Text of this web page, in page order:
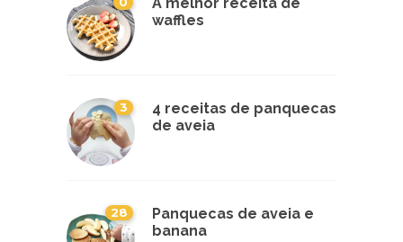
waffles
3
4 receitas de panquecas
de aveia
28
Panquecas de aveia e
banana